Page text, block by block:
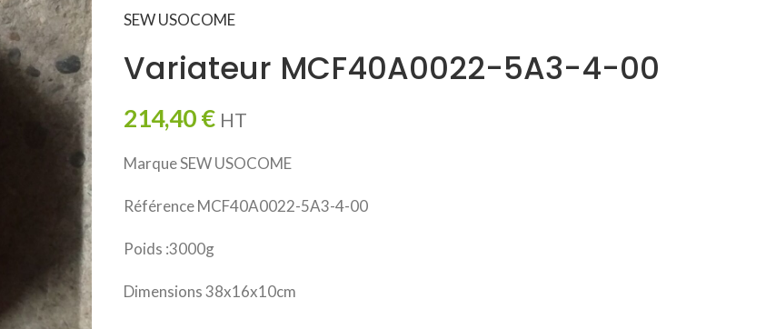
SEW USOCOME
Variateur MCF40A0022-5A3-4-00
214,40€ HT
Marque SEW USOCOME
Référence MCF40A0022-5A3-4-00
Poids :3000g
Dimensions 38x16x10cm